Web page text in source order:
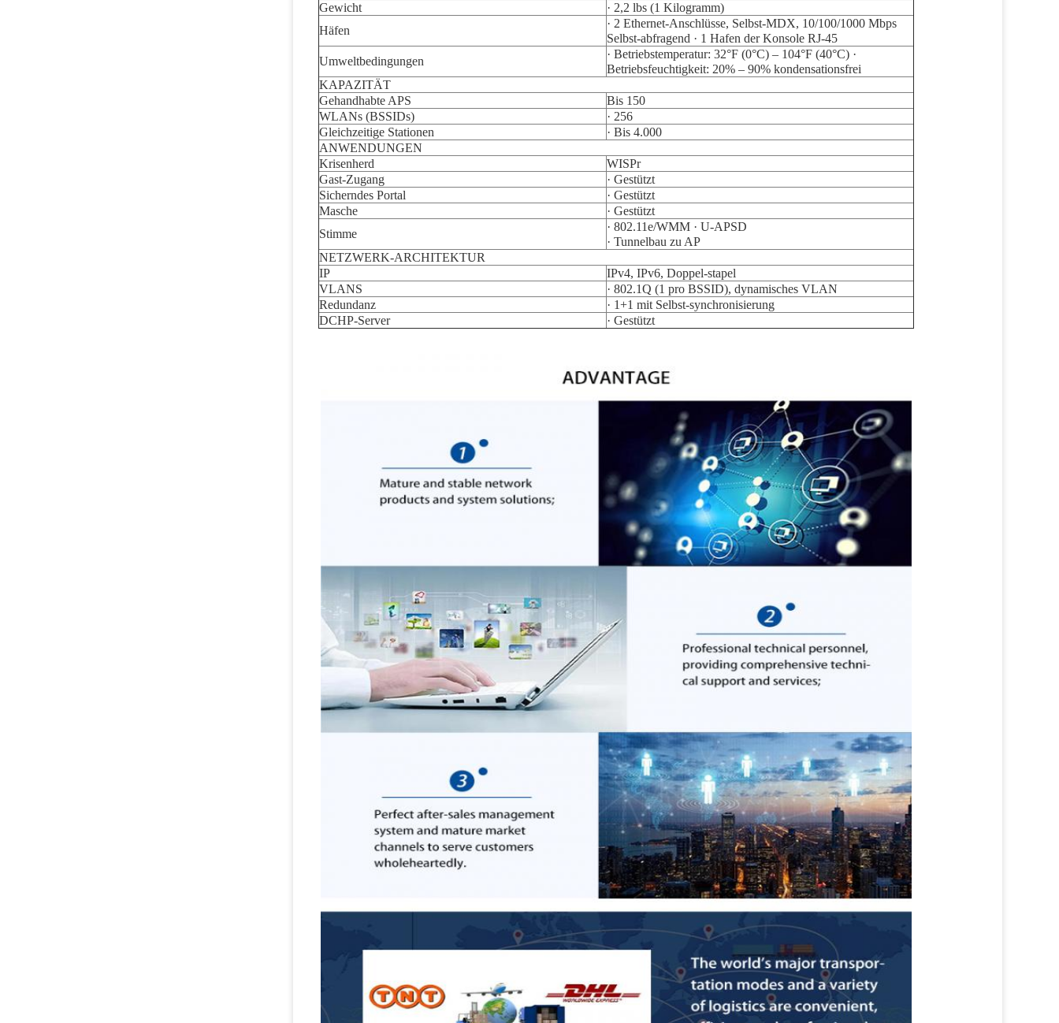
Gewicht
· 2,2 lbs (1 Kilogramm)
Häfen
· 2 Ethernet-Anschlüsse, Selbst-MDX, 10/100/1000 Mbps
Selbst-abfragend · 1 Hafen der Konsole RJ-45
Umweltbedingungen
· Betriebstemperatur: 32°F (0°C) – 104°F (40°C) ·
Betriebsfeuchtigkeit: 20% – 90% kondensationsfrei
KAPAZITÄT
Gehandhabte APS
Bis 150
WLANs (BSSIDs)
· 256
Gleichzeitige Stationen
· Bis 4.000
ANWENDUNGEN
Krisenherd
WISPr
Gast-Zugang
· Gestützt
Sicherndes Portal
· Gestützt
Masche
· Gestützt
Stimme
· 802.11e/WMM · U-APSD
· Tunnelbau zu AP
NETZWERK-ARCHITEKTUR
IP
IPv4, IPv6, Doppel-stapel
VLANS
· 802.1Q (1 pro BSSID), dynamisches VLAN
Redundanz
· 1+1 mit Selbst-synchronisierung
DCHP-Server
· Gestützt